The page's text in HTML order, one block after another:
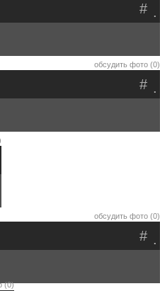
.
#
обсудить фото (0)
.
#
обсудить фото (0)
.
#
(0)